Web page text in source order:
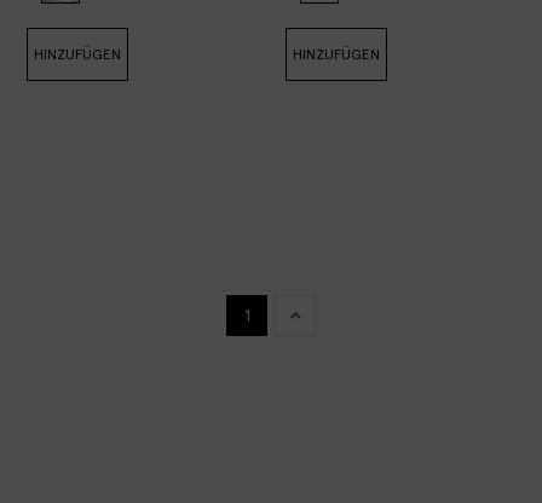
HINZUFÜGEN HINZUFÜGEN
1